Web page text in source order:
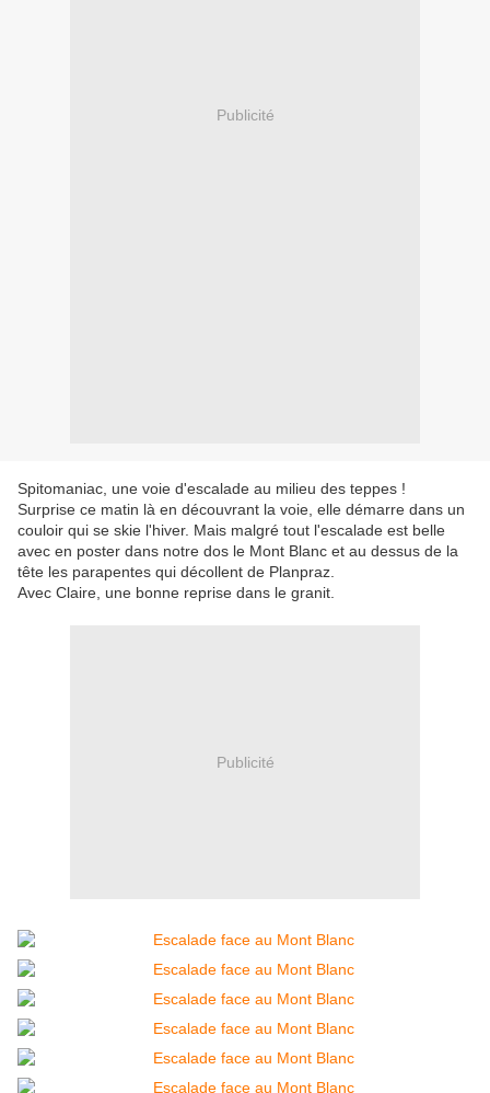
Publicité
Spitomaniac, une voie d'escalade au milieu des teppes !
Surprise ce matin là en découvrant la voie, elle démarre dans un
couloir qui se skie l'hiver. Mais malgré tout l'escalade est belle
avec en poster dans notre dos le Mont Blanc et au dessus de la
tête les parapentes qui décollent de Planpraz.
Avec Claire, une bonne reprise dans le granit.
Publicité